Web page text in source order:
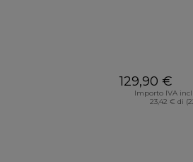
129,90 €
Importo IVA
23,42 € di